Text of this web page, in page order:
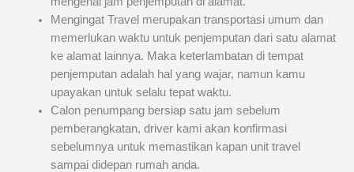
Mengingat Travel merupakan transportasi umum dan
memerlukan waktu untuk penjemputan dari satu alamat
ke alamat lainnya. Maka keterlambatan di tempat
penjemputan adalah hal yang wajar, namun kamu
upayakan untuk selalu tepat waktu.
Calon penumpang bersiap satu jam sebelum
pemberangkatan, driver kami akan konfirmasi
sebelumnya untuk memastikan kapan unit travel
sampai didepan rumah anda.